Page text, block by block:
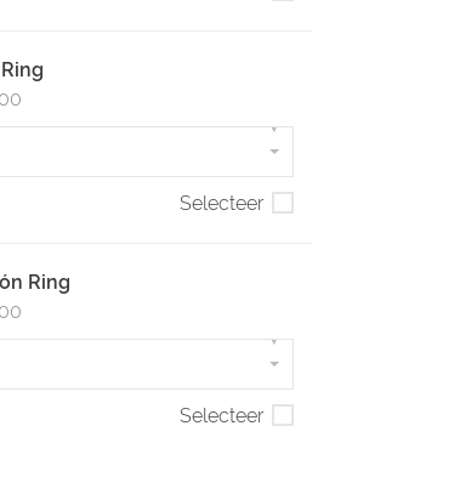
▾
Selecteer
Ring
▾
Selecteer